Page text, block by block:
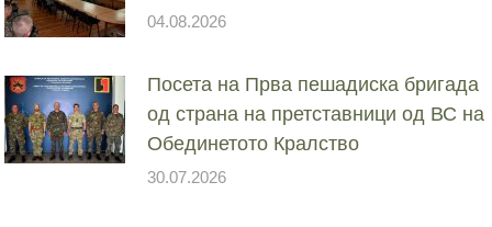
04.08.2026
Посета на Прва пешадиска бригада
од страна на претставници од ВС на
Обединетото Кралство
30.07.2026